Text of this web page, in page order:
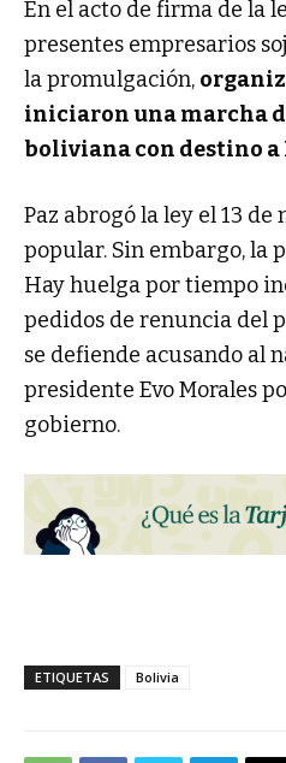
En el acto de firma de la
presentes empresarios
la promulgación,
iniciaron una marcha
boliviana con destino a
Paz abrogó la ley el 13
popular. Sin embargo, la
Hay huelga por tiempo
pedidos de renuncia del
se defiende acusando al
presidente Evo Morales
gobierno.
ETIQUETAS Bolivia